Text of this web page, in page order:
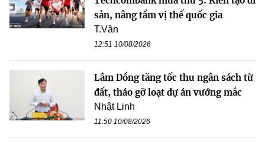
sản, nâng tầm vị thế quốc gia
T.Vân
12:51 10/08/2026
Lâm Đồng tăng tốc thu ngân sách từ
đất, tháo gỡ loạt dự án vướng mắc
Nhật Linh
11:50 10/08/2026